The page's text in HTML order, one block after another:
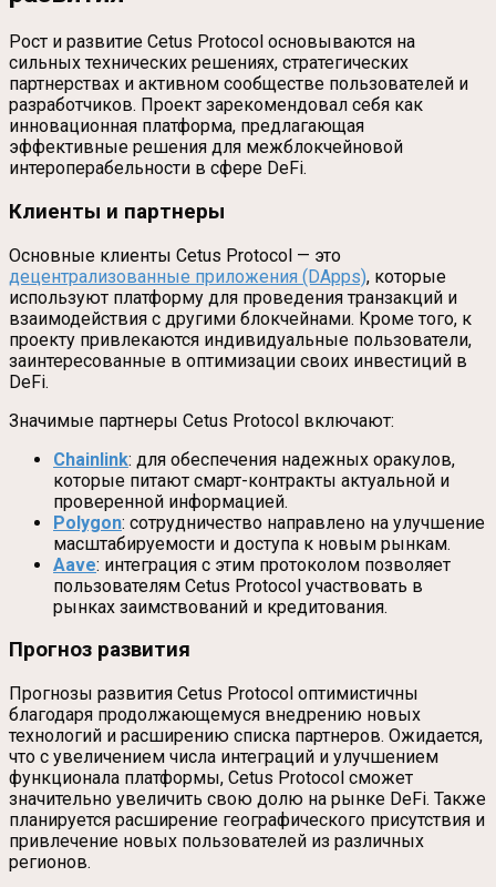
Рост и развитие Cetus Protocol основываются на
сильных технических решениях, стратегических
партнерствах и активном сообществе пользователей и
разработчиков. Проект зарекомендовал себя как
инновационная платформа, предлагающая
эффективные решения для межблокчейновой
интероперабельности в сфере DeFi.
Клиенты и партнеры
Основные клиенты Cetus Protocol — это
децентрализованные приложения (DApps), которые
используют платформу для проведения транзакций и
взаимодействия с другими блокчейнами. Кроме того, к
проекту привлекаются индивидуальные пользователи,
заинтересованные в оптимизации своих инвестиций в
DeFi.
Значимые партнеры Cetus Protocol включают:
Chainlink: для обеспечения надежных оракулов,
которые питают смарт-контракты актуальной и
проверенной информацией.
Polygon: сотрудничество направлено на улучшение
масштабируемости и доступа к новым рынкам.
Aave: интеграция с этим протоколом позволяет
пользователям Cetus Protocol участвовать в
рынках заимствований и кредитования.
Прогноз развития
Прогнозы развития Cetus Protocol оптимистичны
благодаря продолжающемуся внедрению новых
технологий и расширению списка партнеров. Ожидается,
что с увеличением числа интеграций и улучшением
функционала платформы, Cetus Protocol сможет
значительно увеличить свою долю на рынке DeFi. Также
планируется расширение географического присутствия и
привлечение новых пользователей из различных
регионов.